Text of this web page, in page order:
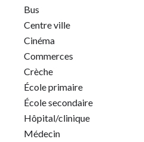
Bus
Centre ville
Cinéma
Commerces
Crèche
École primaire
École secondaire
Hôpital/clinique
Médecin